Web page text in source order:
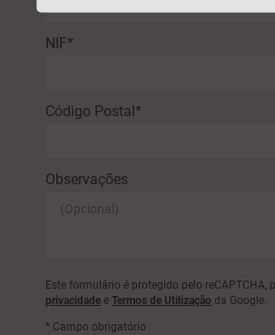
NIF*
Código Postal*
Observações
Este formulário é protegido pelo reCAPTCHA,
privacidade e Termos de Utilização da Google.
* Campo obrigatório